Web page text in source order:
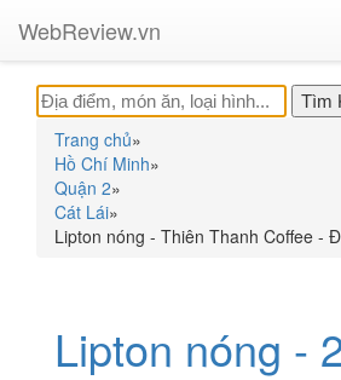
WebReview.vn
Trang chủ»
Hồ Chí Minh»
Quận 2»
Cát Lái»
Lipton nóng - Thiên Thanh Coffee -
Lipton nóng -